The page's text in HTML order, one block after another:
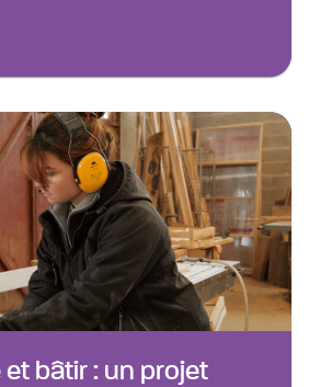
et bâtir : un projet